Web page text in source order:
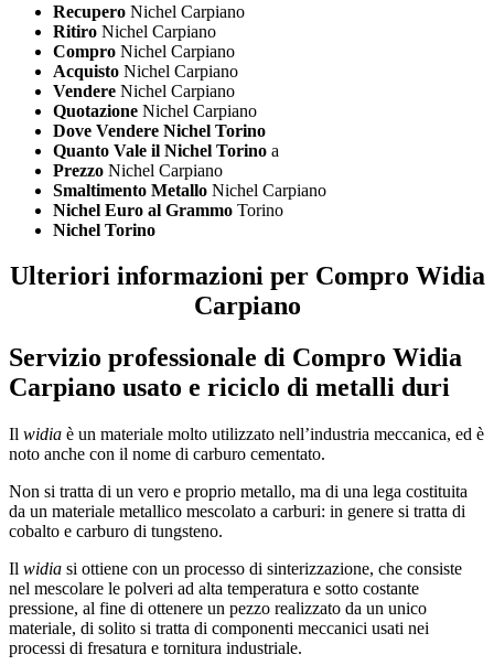
Recupero Nichel Carpiano
Ritiro Nichel Carpiano
Compro Nichel Carpiano
Acquisto Nichel Carpiano
Vendere Nichel Carpiano
Quotazione Nichel Carpiano
Dove Vendere Nichel Torino
Quanto Vale il Nichel Torino a
Prezzo Nichel Carpiano
Smaltimento Metallo Nichel Carpiano
Nichel Euro al Grammo Torino
Nichel Torino
Ulteriori informazioni per Compro Widia
Carpiano
Servizio professionale di Compro Widia
Carpiano usato e riciclo di metalli duri
Il widia è un materiale molto utilizzato nell’industria meccanica, ed è
noto anche con il nome di carburo cementato.
Non si tratta di un vero e proprio metallo, ma di una lega costituita
da un materiale metallico mescolato a carburi: in genere si tratta di
cobalto e carburo di tungsteno.
Il widia si ottiene con un processo di sinterizzazione, che consiste
nel mescolare le polveri ad alta temperatura e sotto costante
pressione, al fine di ottenere un pezzo realizzato da un unico
materiale, di solito si tratta di componenti meccanici usati nei
processi di fresatura e tornitura industriale.